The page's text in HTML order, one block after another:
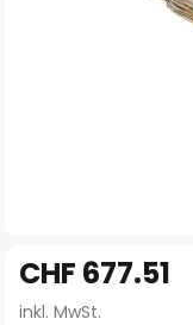
Anfang
der
CHF 677.51
inkl. MwSt.